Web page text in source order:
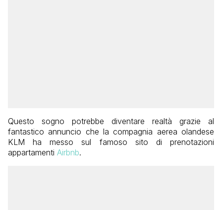
Questo sogno potrebbe diventare realtà grazie al
fantastico annuncio che la compagnia aerea olandese
KLM ha messo sul famoso sito di prenotazioni
appartamenti Airbnb.